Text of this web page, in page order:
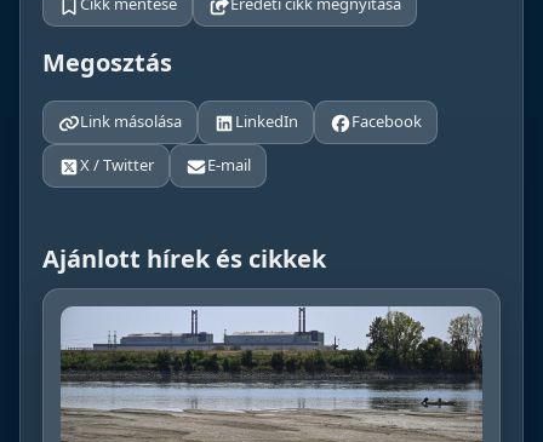
Megosztás
Link másolása LinkedIn
Facebook
X / Twitter
E-mail
Ajánlott hírek és cikkek